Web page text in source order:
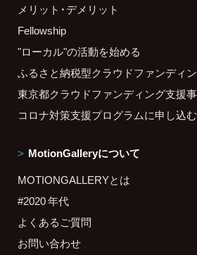
メリット・デメリット
Fellowship
"ローカル"の活動を始める
ふるさと納税型クラウドファンディ
東京都クラウドファンディング支援
コロナ対策支援プログラムに申し込む
MotionGalleryについて
MOTIONGALLERYとは
#2020 年代
よくあるご質問
お問い合わせ